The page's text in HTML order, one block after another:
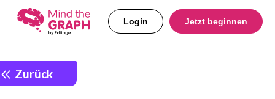
Login Jetzt beginnen
Zurück